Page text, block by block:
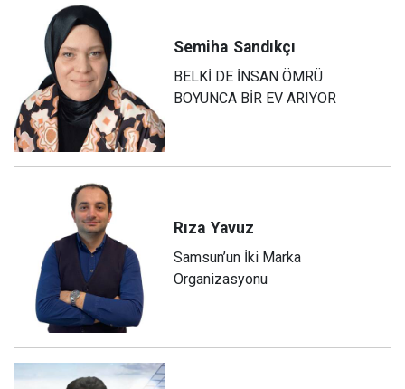
Semiha Sandıkçı
BELKİ DE İNSAN ÖMRÜ
BOYUNCA BİR EV ARIYOR
Rıza Yavuz
Samsun’un İki Marka
Organizasyonu